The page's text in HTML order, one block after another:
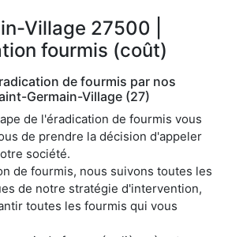
Village 27500 |
fourmis (coût)
de fourmis par nos
Germain-Village (27)
de l'éradication de fourmis vous
de prendre la décision d'appeler
société.
de fourmis, nous suivons toutes les
de notre stratégie d'intervention,
toutes les fourmis qui vous